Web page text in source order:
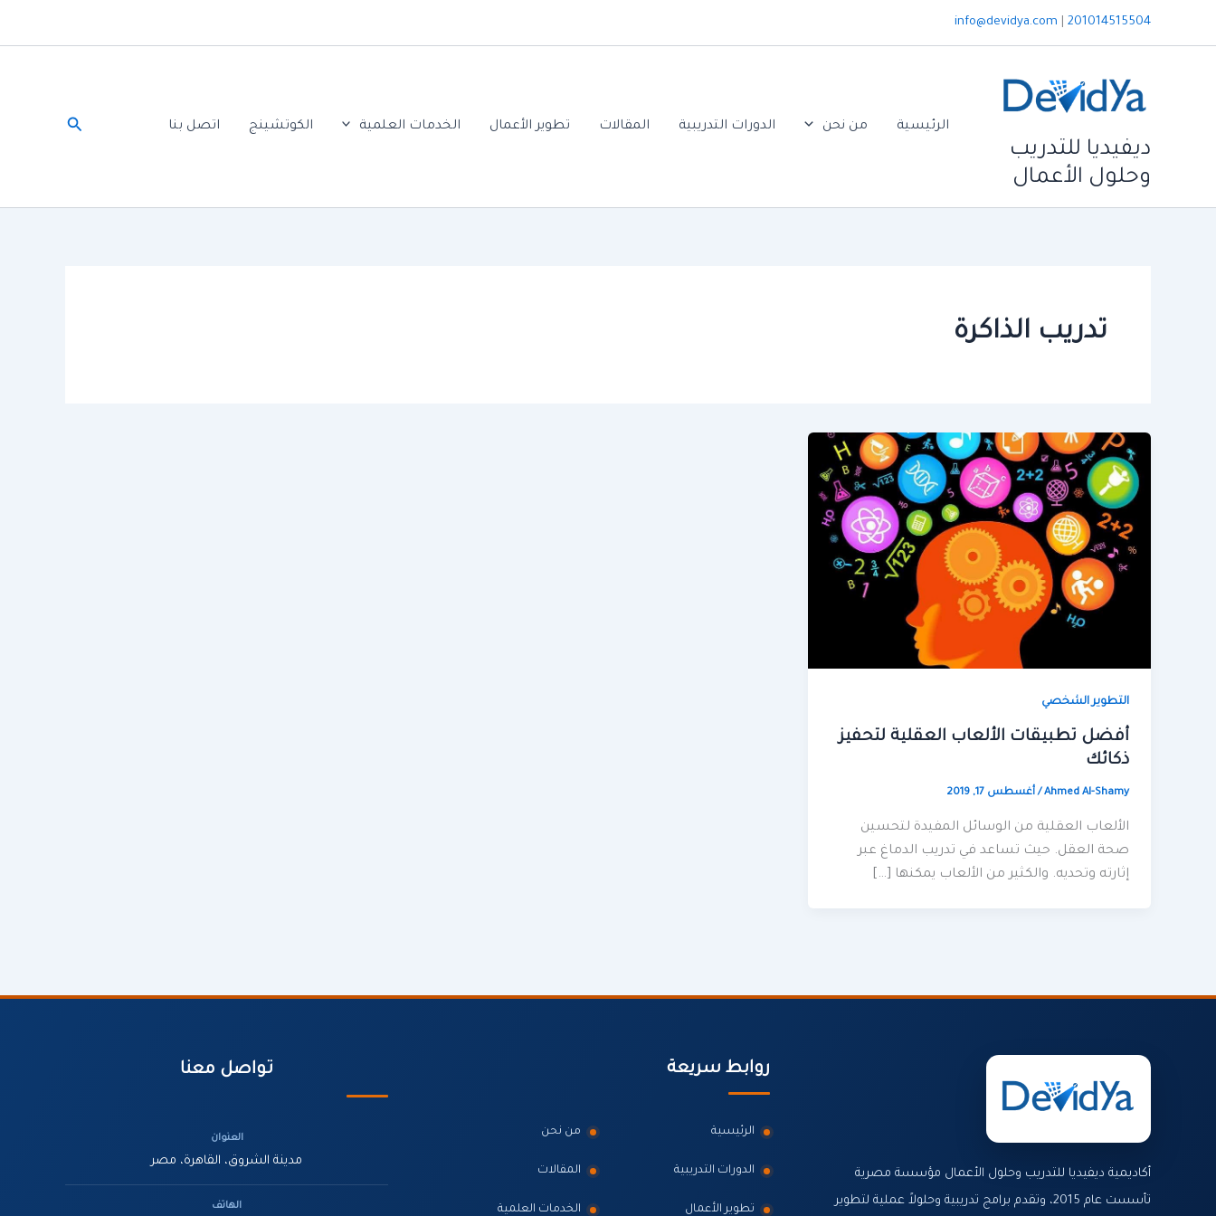
info@devidya.com 201014515504
ديفيديا للتدريب
وحلول الأعمال
الرئيسية من نحن الدورات التدريبية المقالات تطوير الأعمال الخدمات العلمية الكوتشينج اتصل بنا البحث
تدريب الذاكرة
التطوير الشخصي
أفضل تطبيقات الألعاب العقلية لتحفيز
ذكائك
Ahmed Al-Shamy
/أغسطس 17, 2019
الألعاب العقلية من الوسائل المفيدة لتحسين
صحة العقل. حيث تساعد في تدريب الدماغ عبر
إثارته وتحديه. والكثير من الألعاب يمكنها […]
أكاديمية ديفيديا للتدريب وحلول الأعمال مؤسسة مصرية
تأسست عام 2015، وتقدم برامج تدريبية وحلولاً عملية لتطوير
روابط سريعة
الرئيسية من نحن
الدورات التدريبية المقالات
تطوير الأعمال الخدمات العلمية
تواصل معنا
العنوان
مدينة الشروق، القاهرة، مصر
الهاتف